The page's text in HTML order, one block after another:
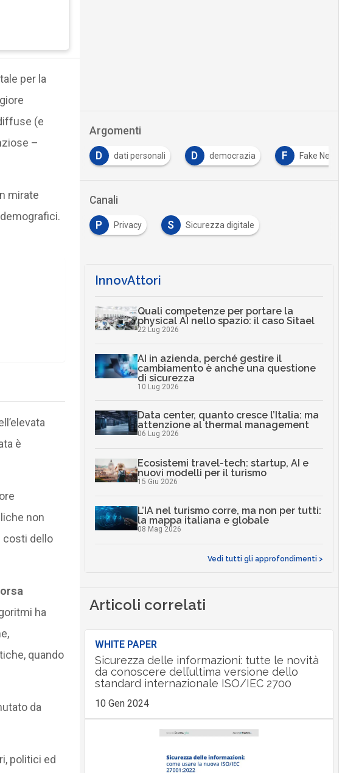
per la
(e
–
mirate
è
non
costi dello
ha
quando
da
politici ed
Argomenti
dati personali D democrazia F Fake News F
Canali
P Privacy S Sicurezza digitale
InnovAttori
Quali competenze per portare la
physical AI nello spazio: il caso Sitael
22 Lug 2026
AI in azienda, perché gestire il
cambiamento è anche una questione
di sicurezza
10 Lug 2026
Data center, quanto cresce l’Italia: ma
attenzione al thermal management
06 Lug 2026
Ecosistemi travel-tech: startup, AI e
nuovi modelli per il turismo
15 Giu 2026
L’IA nel turismo corre, ma non per tutti:
la mappa italiana e globale
08 Mag 2026
Vedi tutti gli approfondimenti >
Articoli correlati
WHITE PAPER
Sicurezza delle informazioni: tutte le novità
da conoscere dell’ultima versione dello
standard internazionale ISO/IEC 2700
10 Gen 2024